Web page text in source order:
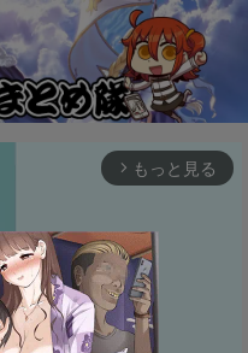
arrow_forward_ios もっと見る